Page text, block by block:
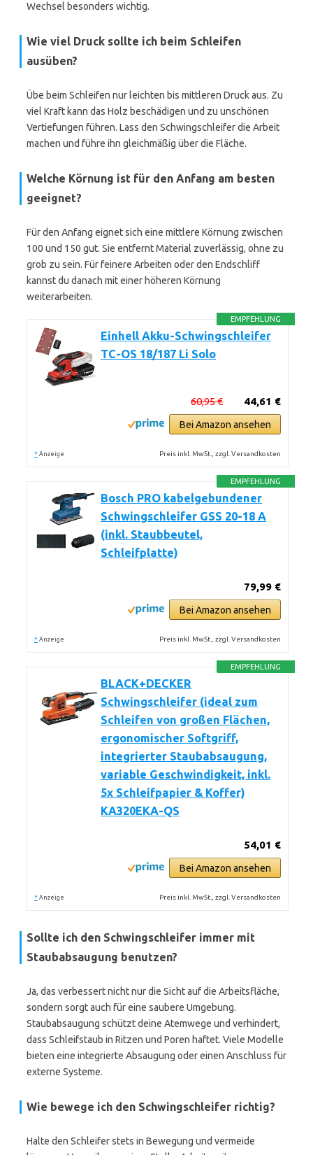
Wechsel besonders wichtig.
Wie viel Druck sollte ich beim Schleifen
ausüben?
Übe beim Schleifen nur leichten bis mittleren Druck aus. Zu
viel Kraft kann das Holz beschädigen und zu unschönen
Vertiefungen führen. Lass den Schwingschleifer die Arbeit
machen und führe ihn gleichmäßig über die Fläche.
Welche Körnung ist für den Anfang am besten
geeignet?
Für den Anfang eignet sich eine mittlere Körnung zwischen
100 und 150 gut. Sie entfernt Material zuverlässig, ohne zu
grob zu sein. Für feinere Arbeiten oder den Endschliff
kannst du danach mit einer höheren Körnung
weiterarbeiten.
EMPFEHLUNG
Einhell Akku-Schwingschleifer
TC-OS 18/187 Li Solo
44,61 €
60,95 €
Bei Amazon ansehen
* Anzeige Preis inkl. MwSt., zzgl. Versandkosten
EMPFEHLUNG
Bosch PRO kabelgebundener
Schwingschleifer GSS 20-18 A
(inkl. Staubbeutel,
Schleifplatte)
79,99 €
Bei Amazon ansehen
* Anzeige Preis inkl. MwSt., zzgl. Versandkosten
EMPFEHLUNG
BLACK+DECKER
Schwingschleifer (ideal zum
Schleifen von großen Flächen,
ergonomischer Softgriff,
integrierter Staubabsaugung,
variable Geschwindigkeit, inkl.
5x Schleifpapier & Koffer)
KA320EKA-QS
54,01 €
Bei Amazon ansehen
* Anzeige Preis inkl. MwSt., zzgl. Versandkosten
Sollte ich den Schwingschleifer immer mit
Staubabsaugung benutzen?
Ja, das verbessert nicht nur die Sicht auf die Arbeitsfläche,
sondern sorgt auch für eine saubere Umgebung.
Staubabsaugung schützt deine Atemwege und verhindert,
dass Schleifstaub in Ritzen und Poren haftet. Viele Modelle
bieten eine integrierte Absaugung oder einen Anschluss für
externe Systeme.
Wie bewege ich den Schwingschleifer richtig?
Halte den Schleifer stets in Bewegung und vermeide